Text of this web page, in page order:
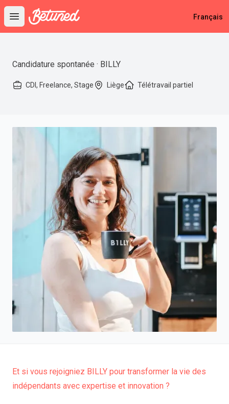
Open main menu
Betuned Français
Candidature spontanée · BILLY
CDI, Freelance, Stage Liège Télétravail partiel
Et si vous rejoigniez BILLY pour transformer la vie des
indépendants avec expertise et innovation ?